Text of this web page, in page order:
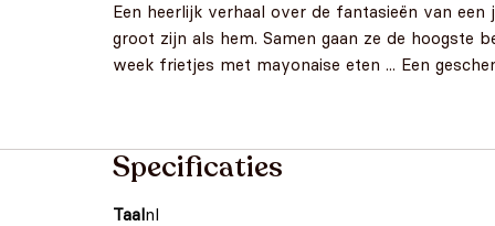
Een heerlijk verhaal over de fantasieën van
groot zijn als hem. Samen gaan ze de hoogste
week frietjes met mayonaise eten ... Een
Specificaties
Taalnl